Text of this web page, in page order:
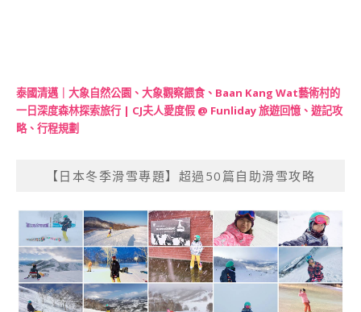
泰國清邁｜大象自然公園、大象觀察餵食、Baan Kang Wat藝術村的
一日深度森林探索旅行 | CJ夫人愛度假 @ Funliday 旅遊回憶、遊記攻
略、行程規劃
【日本冬季滑雪專題】超過50篇自助滑雪攻略